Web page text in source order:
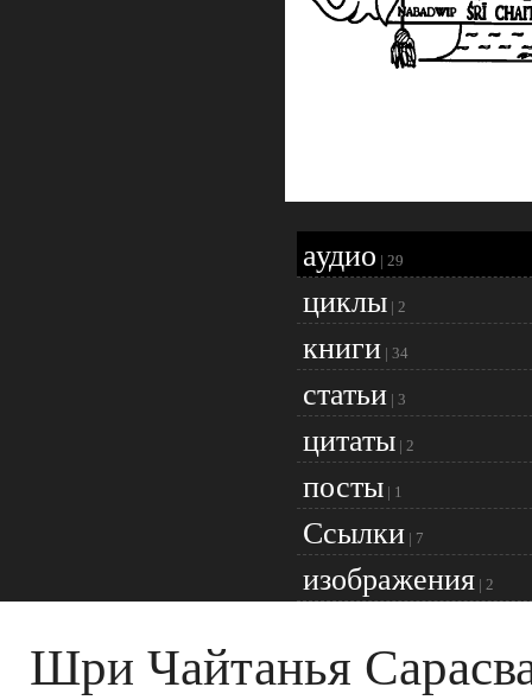
аудио | 29
циклы | 2
книги | 34
статьи | 3
цитаты | 2
посты | 1
Ссылки | 7
изображения | 2
Шри Чайтанья